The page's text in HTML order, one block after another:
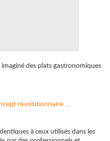
des plats gastronomiques
à ceux utilisés dans les